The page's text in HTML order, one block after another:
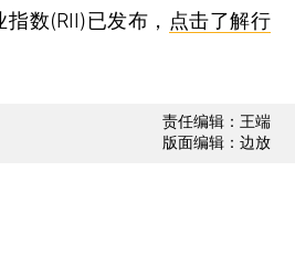
数(RII)已发布， 点击了解行
责任编辑：王端
版面编辑：边放